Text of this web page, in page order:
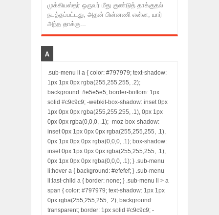
முக்கியஸ்தர் ஒருவர் மீது குண்டுத் தாக்குதல்
நடத்தப்பட்டது, அதன் பின்னணி என்ன, யார்
அந்த தாக்கு...
A
.sub-menu li a { color: #797979; text-shadow:
1px 1px 0px rgba(255,255,255, .2);
background: #e5e5e5; border-bottom: 1px
solid #c9c9c9; -webkit-box-shadow: inset 0px
1px 0px 0px rgba(255,255,255, .1), 0px 1px
0px 0px rgba(0,0,0, .1); -moz-box-shadow:
inset 0px 1px 0px 0px rgba(255,255,255, .1),
0px 1px 0px 0px rgba(0,0,0, .1); box-shadow:
inset 0px 1px 0px 0px rgba(255,255,255, .1),
0px 1px 0px 0px rgba(0,0,0, .1); } .sub-menu
li:hover a { background: #efefef; } .sub-menu
li:last-child a { border: none; } .sub-menu li > a
span { color: #797979; text-shadow: 1px 1px
0px rgba(255,255,255, .2); background:
transparent; border: 1px solid #c9c9c9; -